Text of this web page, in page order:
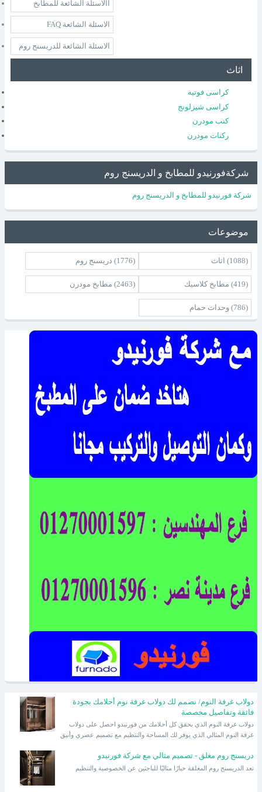
االاسئلة الشائعة للمطابخ
الاسئلة الشائعة FAQ
الاسئلة الشائعة للدريسنج روم
اثاث
كراسى فوتيه
كراسى شيزلونج
كنب مودرن
ركنات مودرن
شركةفورنيدو للمطابخ و الدريسنج روم
شركة فورنيدو للمطابخ و الدريسنج روم
موضوعات
اثاث (1088) دريسنج روم (1776)
مطابخ كلاسيك (419) مطابخ مودرن (2463)
وحدات حمام (786)
دولاب غرفة النوم/ نصمم لك دولاب غرفة نوم أحلامك بجودة
فائقة وتفاصيل مخصصة
غرفة النوم المثالي الذي يوفر لك المساحة والتنظيم مع تصميم عصري وأنيق
دريسنج روم مغلق - تصميم مثالي مع شركة فورنيدو
تعد الدريسنج روم المغلقة خيارًا مثاليًا للباحثين عن الخصوصية والتنظيم